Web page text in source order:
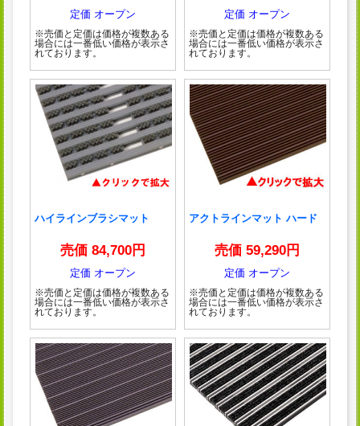
定価 オープン
※売価と定価は価格が複数ある
場合には一番低い価格が表示さ
れております。
定価 オープン
※売価と定価は価格が複数ある
場合には一番低い価格が表示さ
れております。
ハイラインブラシマット
売価 84,700円
定価 オープン
※売価と定価は価格が複数ある
場合には一番低い価格が表示さ
れております。
アクトラインマット ハード
売価 59,290円
定価 オープン
※売価と定価は価格が複数ある
場合には一番低い価格が表示さ
れております。